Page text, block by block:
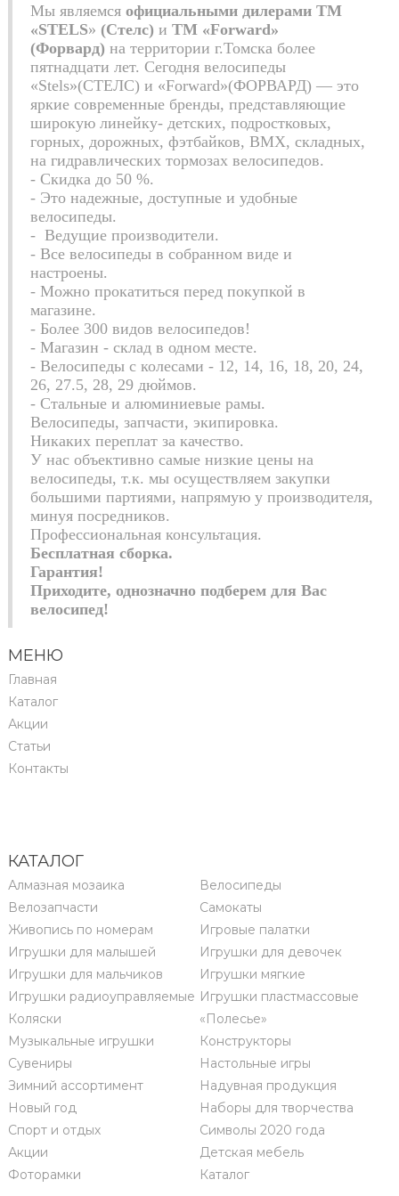
Мы являемся официальными дилерами ТМ
«STELS» (Стелс) и ТМ «Forward»
(Форвард) на территории г.Томска более
пятнадцати лет. Сегодня велосипеды
«Stels»(СТЕЛС) и «Forward»(ФОРВАРД) — это
яркие современные бренды, представляющие
широкую линейку- детских, подростковых,
горных, дорожных, фэтбайков, ВМХ, складных,
на гидравлических тормозах велосипедов.
- Скидка до 50 %.
- Это надежные, доступные и удобные
велосипеды.
- Ведущие производители.
- Все велосипеды в собранном виде и
настроены.
- Можно прокатиться перед покупкой в
магазине.
- Более 300 видов велосипедов!
- Магазин - склад в одном месте.
- Велосипеды с колесами - 12, 14, 16, 18, 20, 24,
26, 27.5, 28, 29 дюймов.
- Стальные и алюминиевые рамы.
Велосипеды, запчасти, экипировка.
Никаких переплат за качество.
У нас объективно самые низкие цены на
велосипеды, т.к. мы осуществляем закупки
большими партиями, напрямую у производителя,
минуя посредников.
Профессиональная консультация.
Бесплатная сборка.
Гарантия!
Приходите, однозначно подберем для Вас
велосипед!
МЕНЮ
Главная
Каталог
Акции
Статьи
Контакты
КАТАЛОГ
Алмазная мозаика
Велозапчасти
Живопись по номерам
Игрушки для малышей
Игрушки для мальчиков
Игрушки радиоуправляемые
Коляски
Музыкальные игрушки
Сувениры
Зимний ассортимент
Новый год
Спорт и отдых
Акции
Фоторамки
Велосипеды
Самокаты
Игровые палатки
Игрушки для девочек
Игрушки мягкие
Игрушки пластмассовые
«Полесье»
Конструкторы
Настольные игры
Надувная продукция
Наборы для творчества
Символы 2020 года
Детская мебель
Каталог